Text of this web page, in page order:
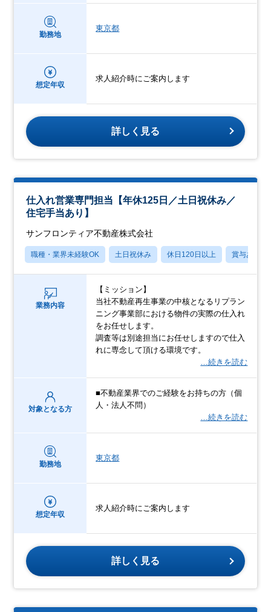
勤務地
東京都
想定年収
求人紹介時にご案内します
詳しく見る
仕入れ営業専門担当【年休125日／土日祝休み／
住宅手当あり】
サンフロンティア不動産株式会社
職種・業界未経験OK 土日祝休み 休日120日以上 賞与あり
業務内容
【ミッション】
当社不動産再生事業の中核となるリプラン
ニング事業部における物件の実際の仕入れ
をお任せします。
調査等は別途担当にお任せしますので仕入
れに専念して頂ける環境です。
…続きを読む
対象となる方
■不動産業界でのご経験をお持ちの方（個
人・法人不問）
…続きを読む
勤務地
東京都
想定年収
求人紹介時にご案内します
詳しく見る